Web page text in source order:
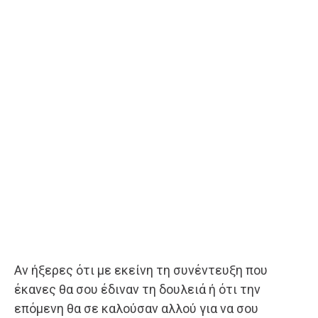
Αν ήξερες ότι με εκείνη τη συνέντευξη που
έκανες θα σου έδιναν τη δουλειά ή ότι την
επόμενη θα σε καλούσαν αλλού για να σου